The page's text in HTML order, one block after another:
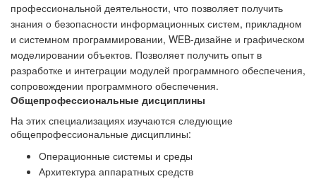
профессиональной деятельности, что позволяет получить
знания о безопасности информационных систем, прикладном
и системном программировании, WEB-дизайне и графическом
моделировании объектов. Позволяет получить опыт в
разработке и интеграции модулей программного обеспечения,
сопровождении программного обеспечения.
Общепрофессиональные дисциплины
На этих специализациях изучаются следующие
общепрофессиональные дисциплины:
Операционные системы и среды
Архитектура аппаратных средств